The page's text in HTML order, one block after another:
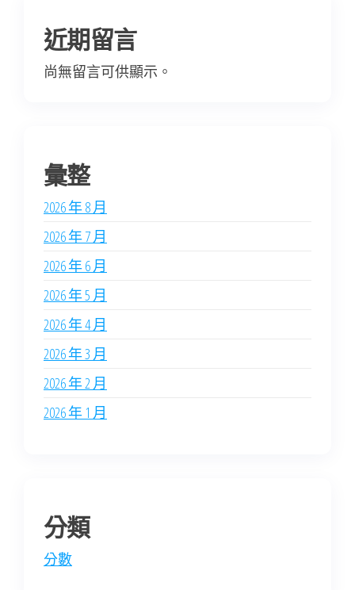
近期留言
尚無留言可供顯示。
彙整
2026 年 8 月
2026 年 7 月
2026 年 6 月
2026 年 5 月
2026 年 4 月
2026 年 3 月
2026 年 2 月
2026 年 1 月
分類
分數